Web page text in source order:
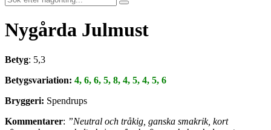
Nygårda Julmust
Betyg: 5,3
Betygsvariation: 4, 6, 6, 5, 8, 4, 5, 4, 5, 6
Bryggeri: Spendrups
Kommentarer: ”Neutral och tråkig, ganska smakrik, kort